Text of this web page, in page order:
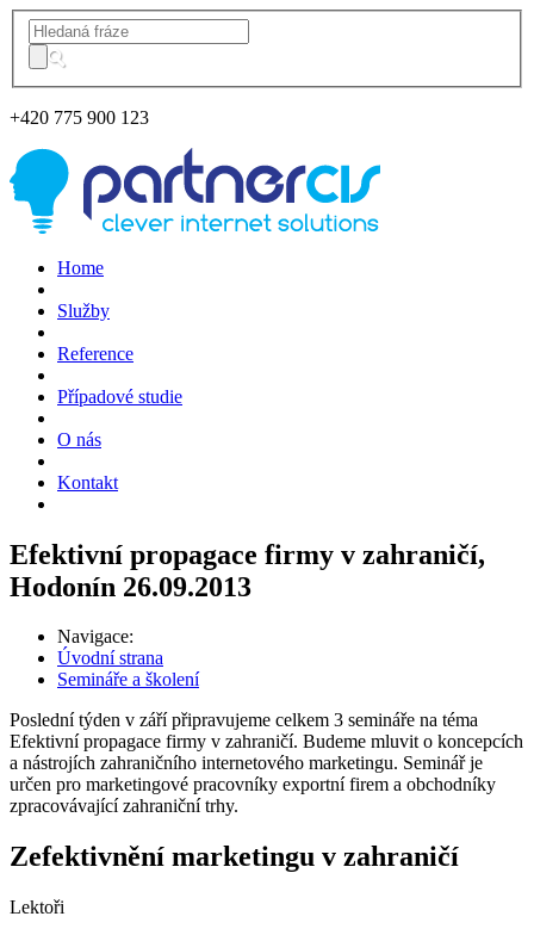
+420 775 900 123
Home
Služby
Reference
Případové studie
O nás
Kontakt
Efektivní propagace firmy v zahraničí,
Hodonín 26.09.2013
Navigace:
Úvodní strana
Semináře a školení
Poslední týden v září připravujeme celkem 3 semináře na téma
Efektivní propagace firmy v zahraničí. Budeme mluvit o koncepcích
a nástrojích zahraničního internetového marketingu. Seminář je
určen pro marketingové pracovníky exportní firem a obchodníky
zpracovávající zahraniční trhy.
Zefektivnění marketingu v zahraničí
Lektoři